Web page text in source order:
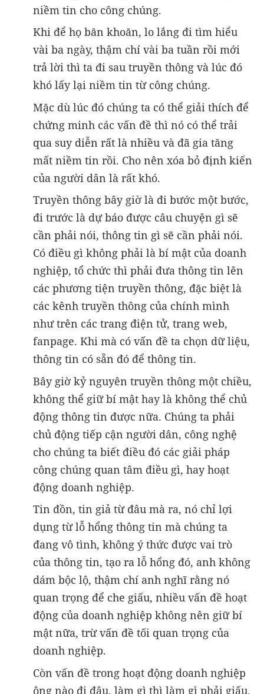
niềm tin cho công chúng.
Khi để họ băn khoăn, lo lắng đi tìm hiểu
vài ba ngày, thậm chí vài ba tuần rồi mới
trả lời thì ta đi sau truyền thông và lúc đó
khó lấy lại niềm tin từ công chúng.
Mặc dù lúc đó chúng ta có thể giải thích để
chứng minh các vấn đề thì nó có thể trải
qua suy diễn rất là nhiều và đã gia tăng
mất niềm tin rồi. Cho nên xóa bỏ định kiến
của người dân là rất khó.
Truyền thông bây giờ là đi bước một bước,
đi trước là dự báo được câu chuyện gì sẽ
cần phải nói, thông tin gì sẽ cần phải nói.
Có điều gì không phải là bí mật của doanh
nghiệp, tổ chức thì phải đưa thông tin lên
các phương tiện truyền thông, đặc biệt là
các kênh truyền thông của chính mình
như trên các trang điện tử, trang web,
fanpage. Khi mà có vấn đề ta chọn dữ liệu,
thông tin có sẵn đó để thông tin.
Bây giờ kỷ nguyên truyền thông một chiều,
không thể giữ bí mật hay là không thể chủ
động thông tin được nữa. Chúng ta phải
chủ động tiếp cận người dân, công nghệ
cho chúng ta biết điều đó các giải pháp
công chúng quan tâm điều gì, hay hoạt
động doanh nghiệp.
Tin đồn, tin giả từ đâu mà ra, nó chỉ lợi
dụng từ lỗ hổng thông tin mà chúng ta
đang vô tình, không ý thức được vai trò
của thông tin, tạo ra lỗ hổng đó, anh không
dám bộc lộ, thậm chí anh nghĩ rằng nó
quan trọng để che giấu, nhiều vấn đề hoạt
động của doanh nghiệp không nên giữ bí
mật nữa, trừ vấn đề tối quan trọng của
doanh nghiệp.
Còn vấn đề trong hoạt động doanh nghiệp
ông nào đi đâu, làm gì thì làm gì phải giấu.